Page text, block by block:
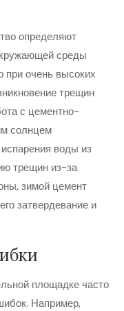
определяют
среды
при очень высоких
трещин
с цементно-
солнцем
воды из
трещин из-за
зимой цемент
затвердевание и
площадке часто
Например,